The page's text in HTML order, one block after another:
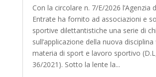
Con la circolare n. 7/E/2026 l’Agenzia
Entrate ha fornito ad associazioni e
sportive dilettantistiche una serie di
sull’applicazione della nuova
materia di sport e lavoro sportivo
36/2021). Sotto la lente la...